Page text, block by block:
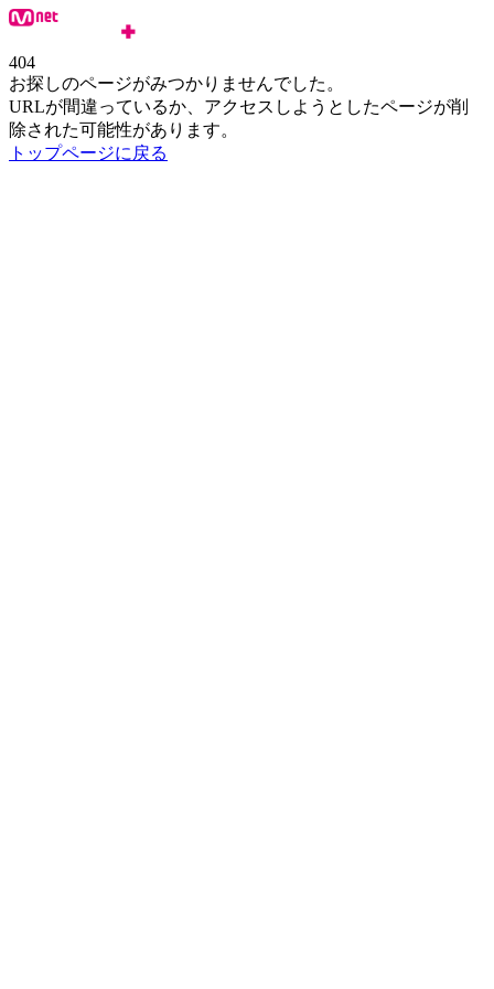
404
お探しのページがみつかりませんでした。
URLが間違っているか、アクセスしようとしたページが削
除された可能性があります。
トップページに戻る